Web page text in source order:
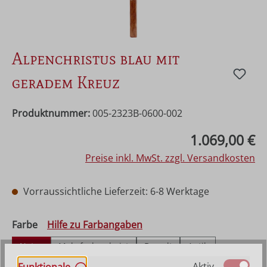
Alpenchristus blau mit
geradem Kreuz
Produktnummer: 005-2323B-0600-002
1.069,00 €
Preise inkl. MwSt. zzgl. Versandkosten
Vorraussichtliche Lieferzeit: 6-8 Werktage
Farbeauswählen
Hilfe zu Farbangaben
Natur Mehrfach gebeizt Bemalt
Antik